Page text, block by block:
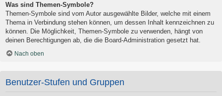
Was sind Themen-Symbole?
Themen-Symbole sind vom Autor ausgewählte Bilder, welche mit einem
Thema in Verbindung stehen können, um dessen Inhalt kennzeichnen zu
können. Die Möglichkeit, Themen-Symbole zu verwenden, hängt von
deinen Berechtigungen ab, die die Board-Administration gesetzt hat.
Nach oben
Benutzer-Stufen und Gruppen